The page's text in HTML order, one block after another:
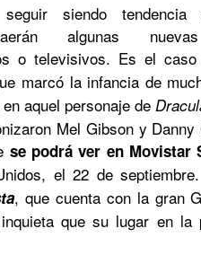
siendo tendencia
traerán algunas
o televisivos. Es el
marcó la infancia de
aquel personaje de
Mel Gibson y
se podrá ver en Movistar
el 22 de
, que cuenta con la gran
que su lugar en